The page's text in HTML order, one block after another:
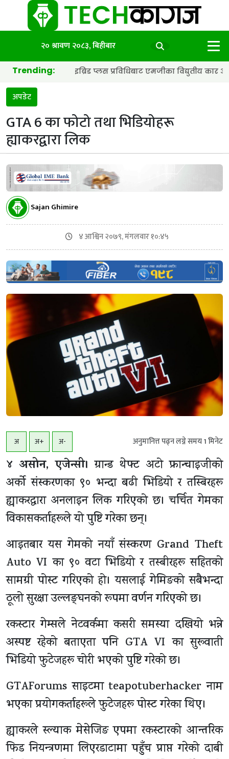
२० श्रावण २०८३, बिहीबार
Trending:
र हाइब्रिड प्लस प्रविधिबाट एमजीका विद्युतीय कार अझ छिटा र
अपडेट
GTA 6 का फोटो तथा भिडियोहरू
ह्याकरद्वारा लिक
Sajan Ghimire
४ आश्विन २०७९, मंगलवार १०:४५
अ अ+ अ- अनुमानित्त पढ्न लग्ने समय1मिनेट
४ असोन, एजेन्सी। ग्रान्ड थेफ्ट अटो फ्रान्चाइजीको
अर्को संस्करणका ९० भन्दा बढी भिडियो र तस्बिरहरू
ह्याकरद्वारा अनलाइन लिक गरिएको छ। चर्चित गेमका
विकासकर्ताहरूले यो पुष्टि गरेका छन्।
आइतबार यस गेमको नयाँ संस्करण Grand Theft
Auto VI का ९० वटा भिडियो र तस्बीरहरू सहितको
सामग्री पोस्ट गरिएको हो। यसलाई गेमिङको सबैभन्दा
ठूलो सुरक्षा उल्लङ्घनको रूपमा वर्णन गरिएको छ।
रकस्टार गेम्सले नेटवर्कमा कसरी समस्या दखियो भन्ने
अस्पष्ट रहेको बताएता पनि GTA VI का सुरूवाती
भिडियो फुटेजहरू चोरी भएको पुष्टि गरेको छ।
GTAForums साइटमा teapotuberhacker नाम
भएका प्रयोगकर्ताहरूले फुटेजहरू पोस्ट गरेका थिए।
ह्याकरले स्ल्याक मेसेजिङ एपमा रकस्टारको आन्तरिक
फिड नियन्त्रणमा लिएरडाटामा पहुँच प्राप्त गरेको दाबी